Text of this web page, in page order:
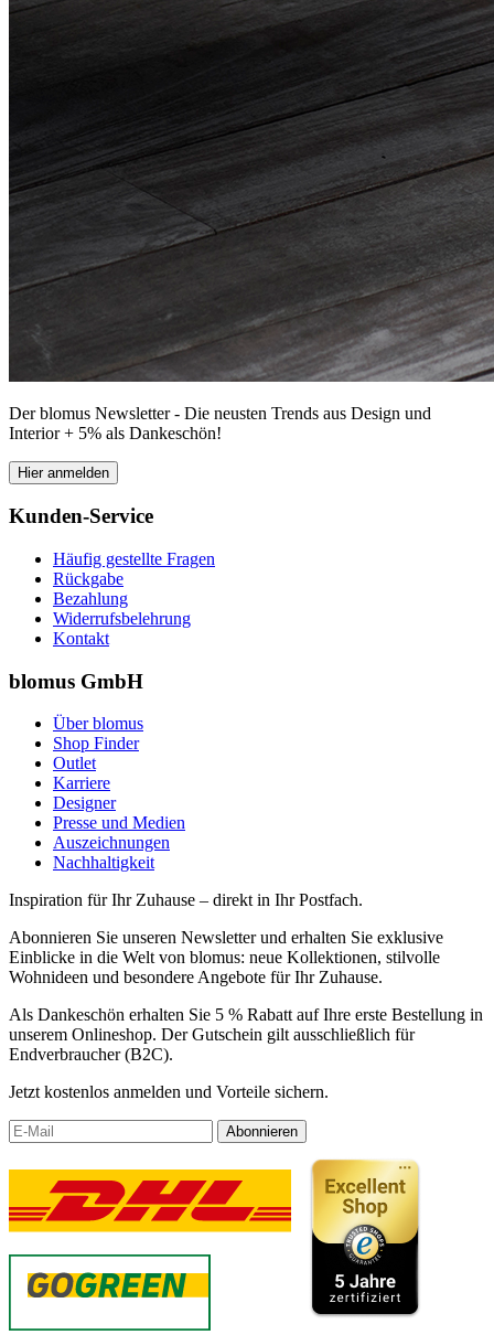
Der blomus Newsletter - Die neusten Trends aus Design und
Interior + 5% als Dankeschön!
Hier anmelden
Kunden-Service
Häufig gestellte Fragen
Rückgabe
Bezahlung
Widerrufsbelehrung
Kontakt
blomus GmbH
Über blomus
Shop Finder
Outlet
Karriere
Designer
Presse und Medien
Auszeichnungen
Nachhaltigkeit
Inspiration für Ihr Zuhause – direkt in Ihr Postfach.
Abonnieren Sie unseren Newsletter und erhalten Sie exklusive
Einblicke in die Welt von blomus: neue Kollektionen, stilvolle
Wohnideen und besondere Angebote für Ihr Zuhause.
Als Dankeschön erhalten Sie 5 % Rabatt auf Ihre erste Bestellung in
unserem Onlineshop. Der Gutschein gilt ausschließlich für
Endverbraucher (B2C).
Jetzt kostenlos anmelden und Vorteile sichern.
Abonnieren